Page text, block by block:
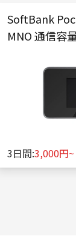
SoftBank
MNO 通信容
3日間:3,000円~